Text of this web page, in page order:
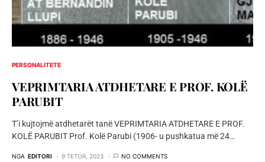
PERSONALITETE
VEPRIMTARIA ATDHETARE E PROF. KOLË
PARUBIT
T’i kujtojmë atdhetarët tanë VEPRIMTARIA ATDHETARE E PROF.
KOLË PARUBIT Prof. Kolë Parubi (1906- u pushkatua më 24…
NGA EDITORI 9 TETOR, 2023 NO COMMENTS